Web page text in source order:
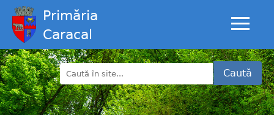
Primăria
Caracal
Caută